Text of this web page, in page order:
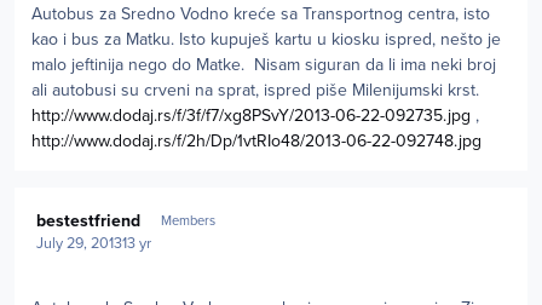
Autobus za Sredno Vodno kreće sa Transportnog centra, isto
kao i bus za Matku. Isto kupuješ kartu u kiosku ispred, nešto je
malo jeftinija nego do Matke. Nisam siguran da li ima neki broj
ali autobusi su crveni na sprat, ispred piše Milenijumski krst.
http://www.dodaj.rs/f/3f/f7/xg8PSvY/2013-06-22-092735.jpg ,
http://www.dodaj.rs/f/2h/Dp/1vtRIo48/2013-06-22-092748.jpg
bestestfriend Members
July 29, 201313 yr